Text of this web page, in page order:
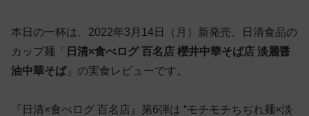
本日の一杯は、2022年3月14日（月）新発売、日清食品の
カップ麺「 日清×食べログ 百名店 櫻井中華そば店 淡麗醤
油中華そば」の実食レビューです。
『日清×食べログ 百名店』第6弾は “モチモチちぢれ麺×淡